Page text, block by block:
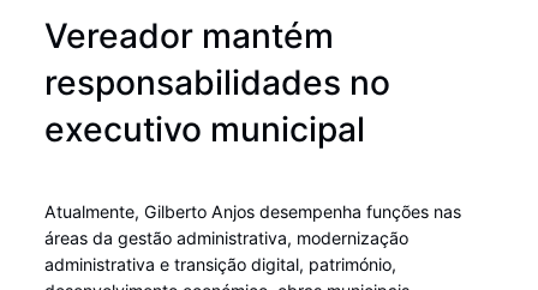
Vereador mantém
responsabilidades no
executivo municipal
Atualmente, Gilberto Anjos desempenha funções nas
áreas da gestão administrativa, modernização
administrativa e transição digital, património,